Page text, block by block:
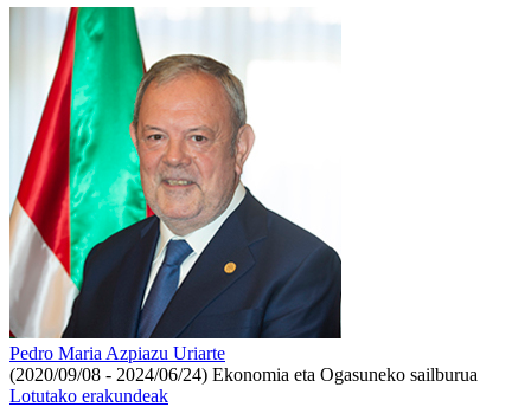
Pedro Maria Azpiazu Uriarte
(2020/09/08 - 2024/06/24) Ekonomia eta Ogasuneko sailburua
Lotutako erakundeak